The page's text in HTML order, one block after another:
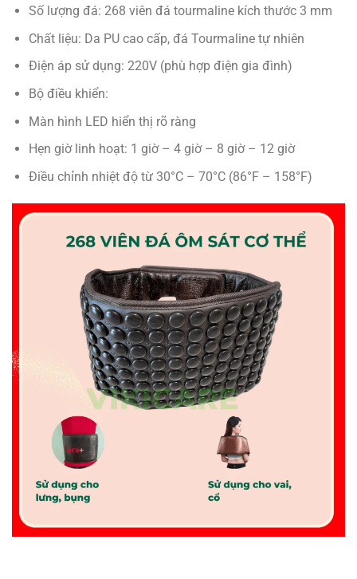
Số lượng đá: 268 viên đá tourmaline kích thước 3 mm
Chất liệu: Da PU cao cấp, đá Tourmaline tự nhiên
Điện áp sử dụng: 220V (phù hợp điện gia đình)
Bộ điều khiển:
Màn hình LED hiển thị rõ ràng
Hẹn giờ linh hoạt: 1 giờ – 4 giờ – 8 giờ – 12 giờ
Điều chỉnh nhiệt độ từ 30°C – 70°C (86°F – 158°F)